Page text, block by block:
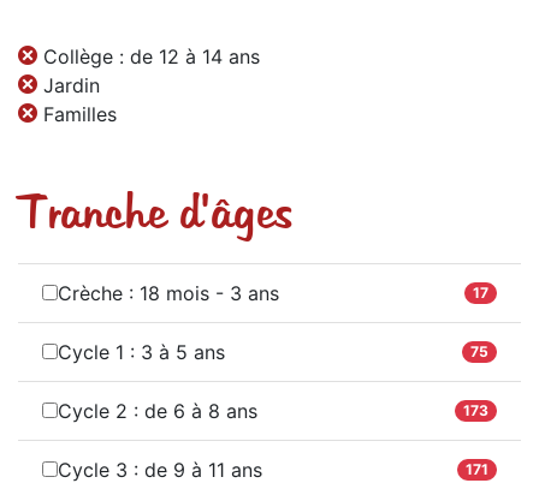
Collège : de 12 à 14 ans
Jardin
Familles
Tranche d'âges
Crèche : 18 mois - 3 ans 17
Cycle 1 : 3 à 5 ans 75
Cycle 2 : de 6 à 8 ans 173
Cycle 3 : de 9 à 11 ans 171